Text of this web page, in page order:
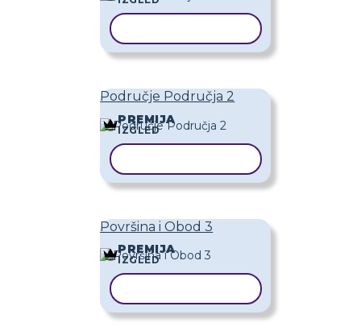
Područje Područja 2
PREMIJA
IZGLED
Površina i Obod 3
PREMIJA
IZGLED